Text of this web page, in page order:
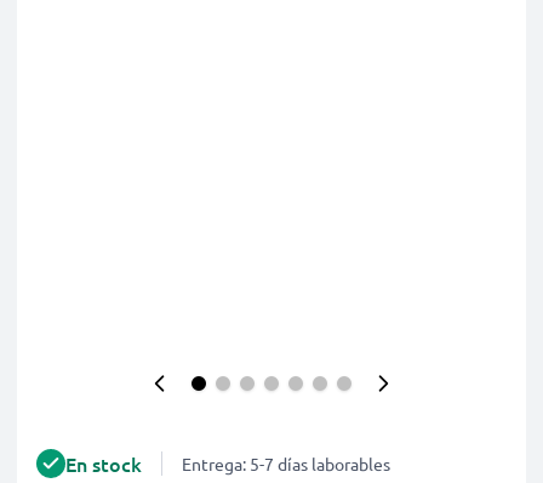
En stock Entrega: 5-7 días laborables